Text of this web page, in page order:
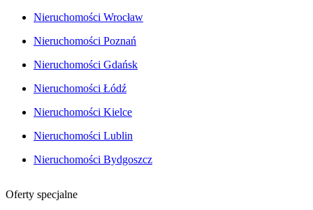
Nieruchomości Wrocław
Nieruchomości Poznań
Nieruchomości Gdańsk
Nieruchomości Łódź
Nieruchomości Kielce
Nieruchomości Lublin
Nieruchomości Bydgoszcz
Oferty specjalne